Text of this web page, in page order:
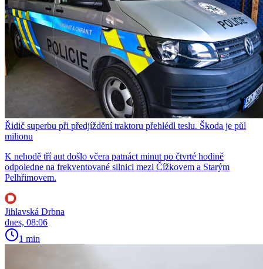
Řidič superbu při předjíždění traktoru přehlédl teslu. Škoda je půl
milionu
K nehodě tří aut došlo včera patnáct minut po čtvrté hodině
odpoledne na frekventované silnici mezi Čížkovem a Starým
Pelhřimovem.
Jihlavská Drbna
dnes, 08:06
1 min